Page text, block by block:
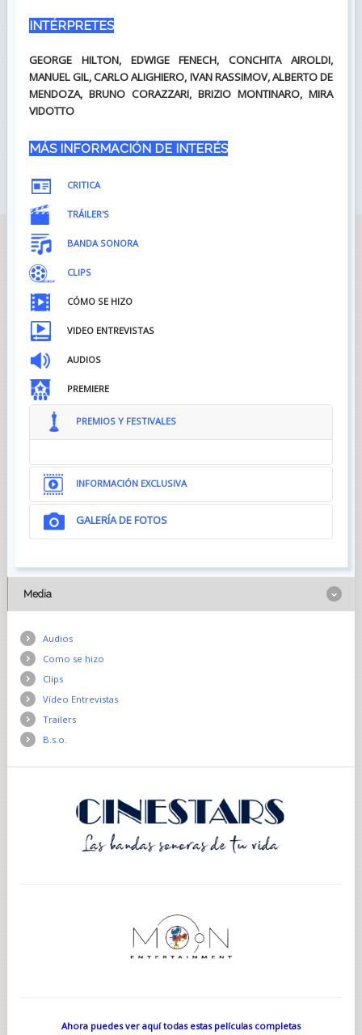
INTÉRPRETES
GEORGE HILTON, EDWIGE FENECH, CONCHITA AIROLDI,
MANUEL GIL, CARLO ALIGHIERO, IVAN RASSIMOV, ALBERTO DE
MENDOZA, BRUNO CORAZZARI, BRIZIO MONTINARO, MIRA
VIDOTTO
MÁS INFORMACIÓN DE INTERÉS
CRITICA
TRÁILER'S
BANDA SONORA
CLIPS
CÓMO SE HIZO
VIDEO ENTREVISTAS
AUDIOS
PREMIERE
PREMIOS Y FESTIVALES
INFORMACIÓN EXCLUSIVA
GALERÍA DE FOTOS
Media
Audios
Como se hizo
Clips
Vídeo Entrevistas
Trailers
B.s.o.
Ahora puedes ver aquí todas estas películas completas